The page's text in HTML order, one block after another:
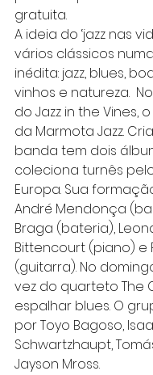
gratuita.
A ideia do ‘jazz nas
vários clássicos
inédita: jazz, blues,
vinhos e natureza.
do Jazz in the Vines,
da Marmota Jazz.
banda tem dois
coleciona turnês
Europa. Sua
André Mendonça
Braga (bateria),
Bittencourt (piano) e
(guitarra). No
vez do quarteto The
espalhar blues. O
por Toyo Bagoso,
Schwartzhaupt,
Jayson Mross.